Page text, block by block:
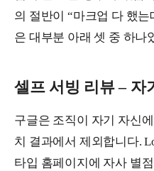
의 절반이 “마크업 다 했
은 대부분 아래 셋 중 하나
셀프 서빙 리뷰 – 자
구글은 조직이 자기 자신
치 결과에서 제외합니다.
타입 홈페이지에 자사 별